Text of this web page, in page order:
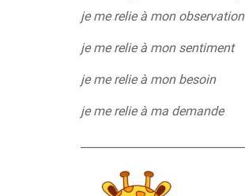
je me relie à mon observation
je me relie à mon sentiment
je me relie à mon besoin
je me relie à ma demande